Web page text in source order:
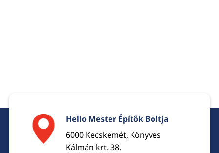
Hello Mester Építők Boltja
6000 Kecskemét, Könyves
Kálmán krt. 38.